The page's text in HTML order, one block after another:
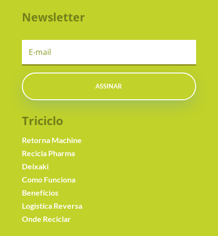
Newsletter
ASSINAR
Triciclo
Retorna Machine
Recicla Pharma
Deixaki
Como Funciona
Benefícios
Logistíca Reversa
Onde Reciclar